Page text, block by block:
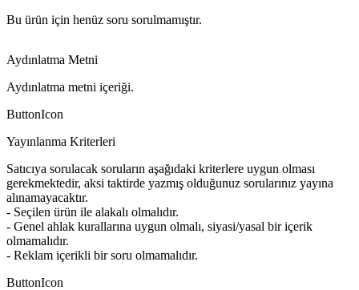
Bu ürün için henüz soru sorulmamıştır.
Aydınlatma Metni
Aydınlatma metni içeriği.
ButtonIcon
Yayınlanma Kriterleri
Satıcıya sorulacak soruların aşağıdaki kriterlere uygun olması
gerekmektedir, aksi taktirde yazmış olduğunuz sorularınız yayına
alınamayacaktır.
- Seçilen ürün ile alakalı olmalıdır.
- Genel ahlak kurallarına uygun olmalı, siyasi/yasal bir içerik
olmamalıdır.
- Reklam içerikli bir soru olmamalıdır.
ButtonIcon